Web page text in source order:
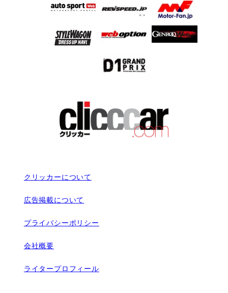
クリッカーについて
広告掲載について
プライバシーポリシー
会社概要
ライタープロフィール